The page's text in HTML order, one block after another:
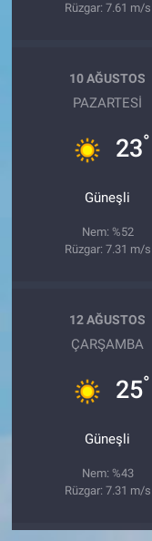
Rüzgar: 7.61 m/s
10 AĞUSTOS
PAZARTESI
23°
Güneşli
Nem: %52
Rüzgar: 7.31 m/s
12 AĞUSTOS
ÇARŞAMBA
25°
Güneşli
Nem: %43
Rüzgar: 7.31 m/s